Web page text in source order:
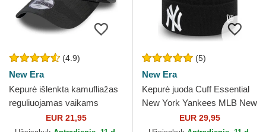
(4.9)
New Era
Kepurė išlenkta kamufliažas
reguliuojamas vaikams
9FORTY League Essential
EUR 21,95
(5)
New Era
Kepurė juoda Cuff Essential
New York Yankees MLB New
EUR 29,95